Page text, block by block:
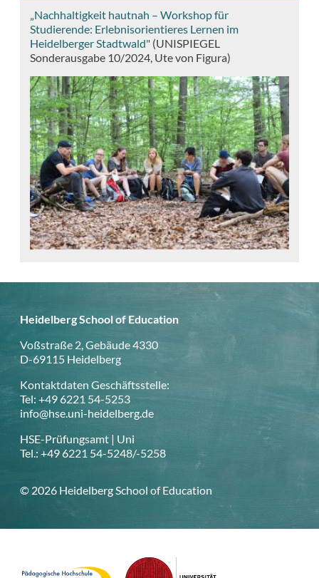
„Nachhaltigkeit hautnah – Workshop für
Studierende: Erlebnisorientieres Lernen im
Heidelberger Stadtwald" (UNISPIEGEL
Sonderausgabe 10/2024, Ute von Figura)
Heidelberg School of Education
Voßstraße 2, Gebäude 4330
D-69115 Heidelberg
Kontaktdaten Geschäftsstelle:
Tel: +49 6221 54-5253
info@hse.uni-heidelberg.de
HSE-Prüfungsamt | Uni
Tel.: +49 6221 54-5248/-5258
© 2026 Heidelberg School of Education